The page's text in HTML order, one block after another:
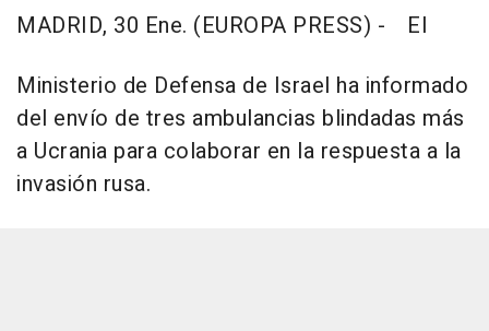
MADRID, 30 Ene. (EUROPA PRESS) -
El
Ministerio de Defensa de Israel ha informado
del envío de tres ambulancias blindadas más
a Ucrania para colaborar en la respuesta a la
invasión rusa.